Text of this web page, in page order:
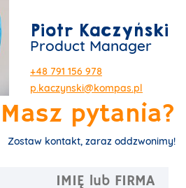
Piotr Kaczyński
Product Manager
+48 791 156 978
p.kaczynski@kompas.pl
Masz pytania?
Zostaw kontakt, zaraz oddzwonimy!